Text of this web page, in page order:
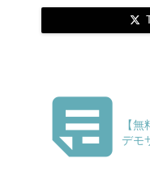
 【
デモ